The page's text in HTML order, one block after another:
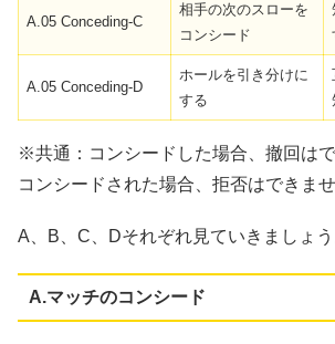
A.05 Conceding-C
相手の次のスローを
コンシード
A.05 Conceding-D
ホールを引き分けに
する
※共通：コンシードした場合、撤回はで
コンシードされた場合、拒否はできませ
A、B、C、Dそれぞれ見ていきましょう
A.マッチのコンシード